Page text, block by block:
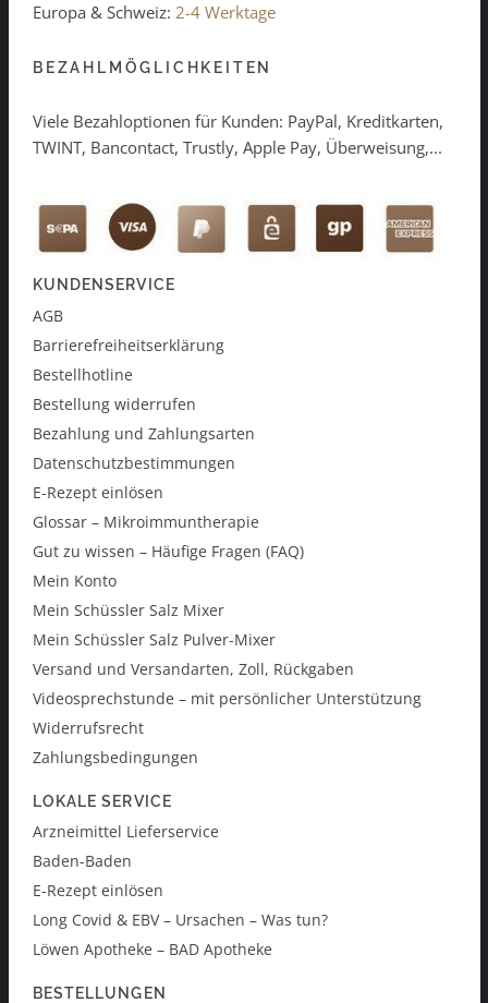
Europa & Schweiz: 2-4 Werktage
BEZAHLMÖGLICHKEITEN
Viele Bezahloptionen für Kunden: PayPal, Kreditkarten,
TWINT, Bancontact, Trustly, Apple Pay, Überweisung,...
KUNDENSERVICE
AGB
Barrierefreiheitserklärung
Bestellhotline
Bestellung widerrufen
Bezahlung und Zahlungsarten
Datenschutzbestimmungen
E-Rezept einlösen
Glossar – Mikroimmuntherapie
Gut zu wissen – Häufige Fragen (FAQ)
Mein Konto
Mein Schüssler Salz Mixer
Mein Schüssler Salz Pulver-Mixer
Versand und Versandarten, Zoll, Rückgaben
Videosprechstunde – mit persönlicher Unterstützung
Widerrufsrecht
Zahlungsbedingungen
LOKALE SERVICE
Arzneimittel Lieferservice
Baden-Baden
E-Rezept einlösen
Long Covid & EBV – Ursachen – Was tun?
Löwen Apotheke – BAD Apotheke
BESTELLUNGEN